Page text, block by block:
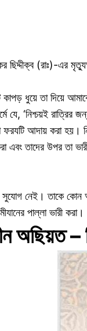
(রাঃ)-এর
ধুয়ে তা দিয়ে
‘নিশ্চয়ই রাত্রির
আদায় করা হয়।
এবং তাদের উপর তা
সুযোগ নেই। তাকে
পাল্লা ভারী করা।
–